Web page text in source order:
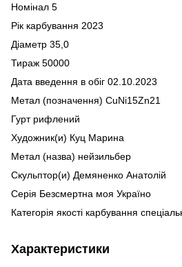
Номінал 5
Рік карбування 2023
Діаметр 35,0
Тираж 50000
Дата введення в обіг 02.10.2023
Метал (позначення) СuNi15Zn21
Гурт рифлений
Художник(и) Куц Марина
Метал (назва) нейзильбер
Скульптор(и) Демяненко Анатолій
Серія Безсмертна моя Україно
Категорія якості карбування
Характеристики